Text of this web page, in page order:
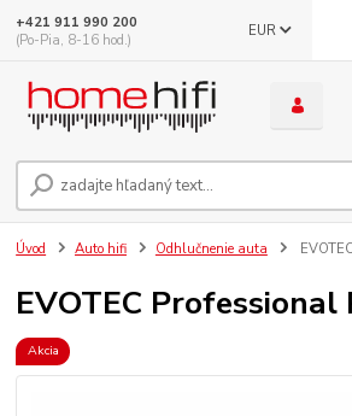
EUR
+421 911 990 200
(Po-Pia, 8-16 hod.)
Úvod Auto hifi Odhlučnenie auta
EVOTEC
Akcia